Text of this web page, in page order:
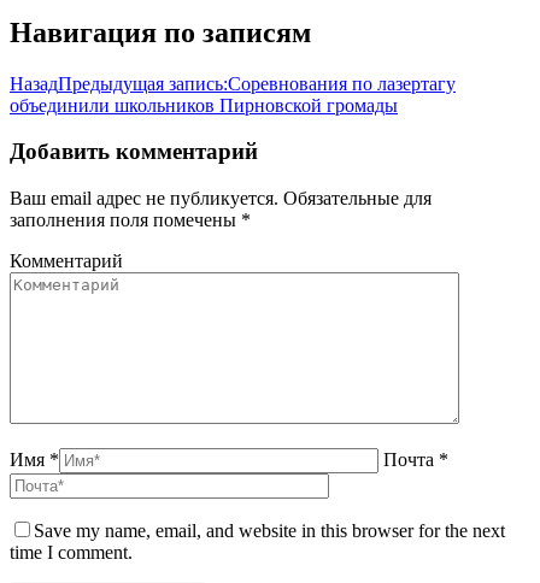
Навигация по записям
НазадПредыдущая запись:Соревнования по лазертагу
объединили школьников Пирновской громады
Добавить комментарий
Ваш email адрес не публикуется. Обязательные для
заполнения поля помечены *
Комментарий
Имя * Почта *
Save my name, email, and website in this browser for the next
time I comment.